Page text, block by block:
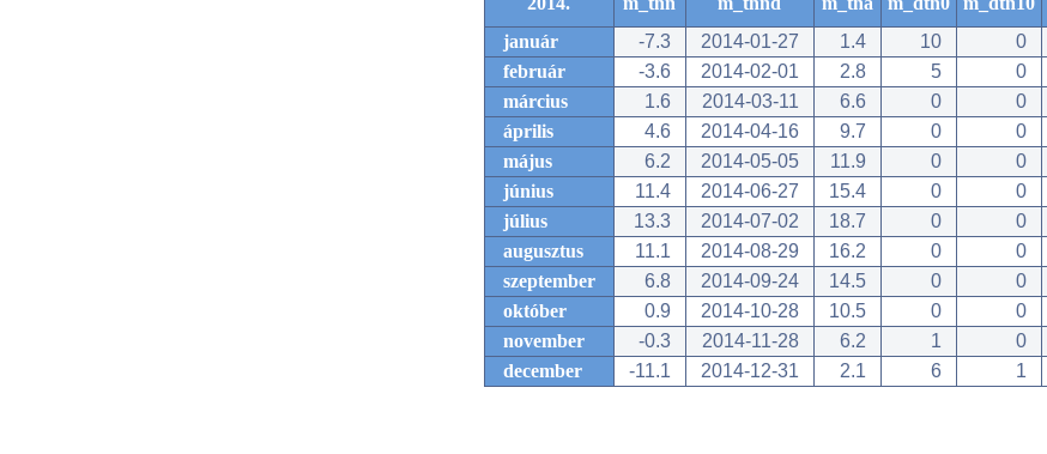
január
-7.3 2014-01-27 1.4 10 0
február
-3.6 2014-02-01 2.8 5 0
március
1.6 2014-03-11 6.6 0 0
április
4.6 2014-04-16 9.7 0 0
május
6.2 2014-05-05 11.9 0 0
június
11.4 2014-06-27 15.4 0 0
július
13.3 2014-07-02 18.7 0 0
augusztus
11.1 2014-08-29 16.2 0 0
szeptember
6.8 2014-09-24 14.5 0 0
október
0.9 2014-10-28 10.5 0 0
november
-0.3 2014-11-28 6.2 1 0
december
-11.1 2014-12-31 2.1 6 1